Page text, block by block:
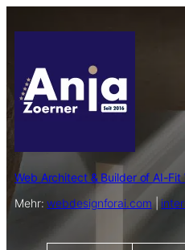
Web Architect & Builder of AI-
Mehr:webdesignforai.com |